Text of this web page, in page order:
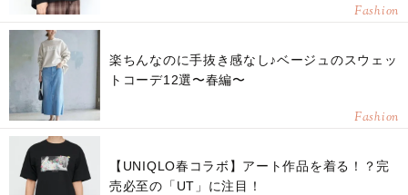
Fashion
楽ちんなのに手抜き感なし♪ベージュのスウェッ
トコーデ12選〜春編〜
Fashion
【UNIQLO春コラボ】アート作品を着る！？完
売必至の「UT」に注目！